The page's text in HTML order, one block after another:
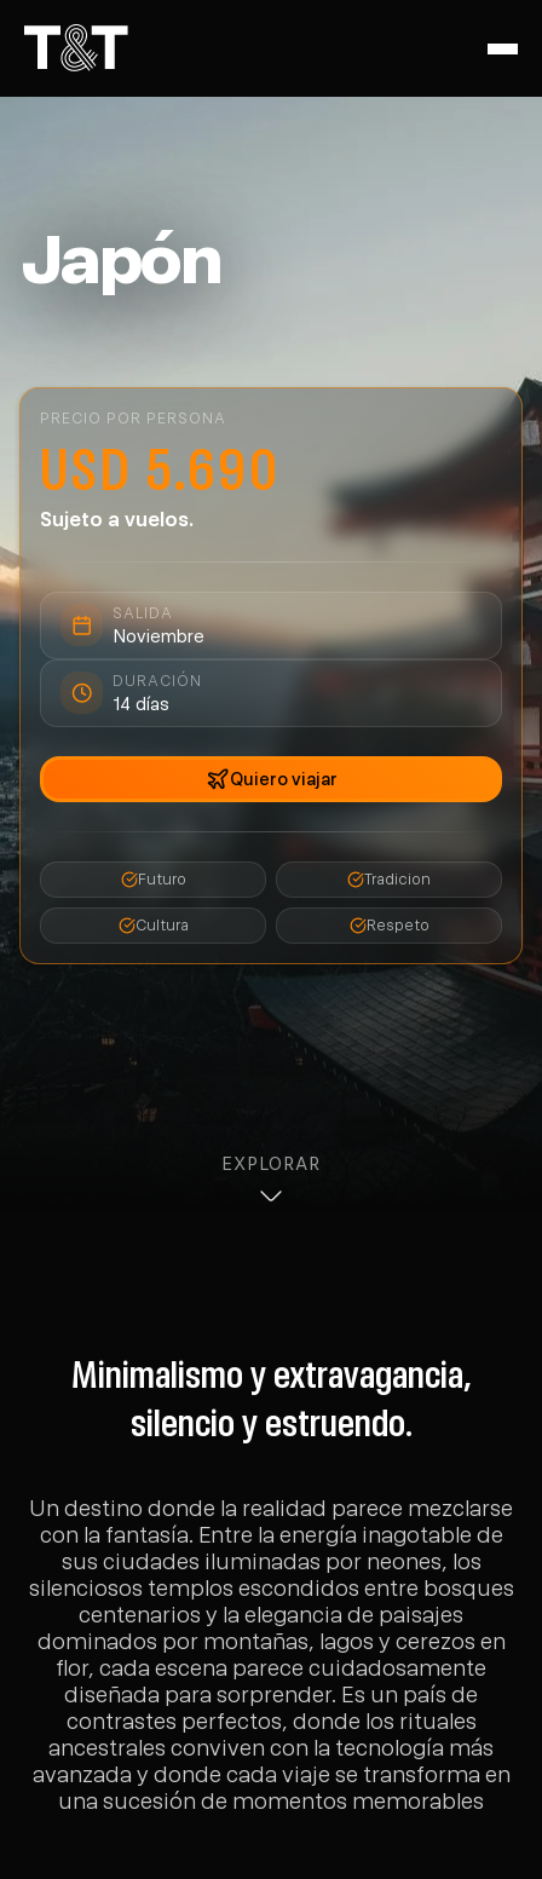
Japón
PRECIO POR PERSONA
USD 5.690
Sujeto a vuelos.
SALIDA
Noviembre
DURACIÓN
14 días
Quiero viajar
Futuro Tradicion
Cultura Respeto
EXPLORAR
Minimalismo y extravagancia,
silencio y estruendo.
Un destino donde la realidad parece mezclarse
con la fantasía. Entre la energía inagotable de
sus ciudades iluminadas por neones, los
silenciosos templos escondidos entre bosques
centenarios y la elegancia de paisajes
dominados por montañas, lagos y cerezos en
flor, cada escena parece cuidadosamente
diseñada para sorprender. Es un país de
contrastes perfectos, donde los rituales
ancestrales conviven con la tecnología más
avanzada y donde cada viaje se transforma en
una sucesión de momentos memorables